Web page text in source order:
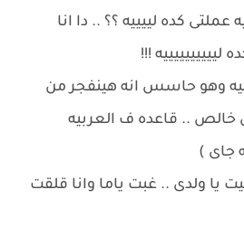
كده لييييه ؟؟ .. دا انا
لييييييييييه !!!
وهو حاسس انه هينفجر من
خالص .. قاعده ف العربيه
جاى )
ولدى .. غبت ياما وانا قلقت